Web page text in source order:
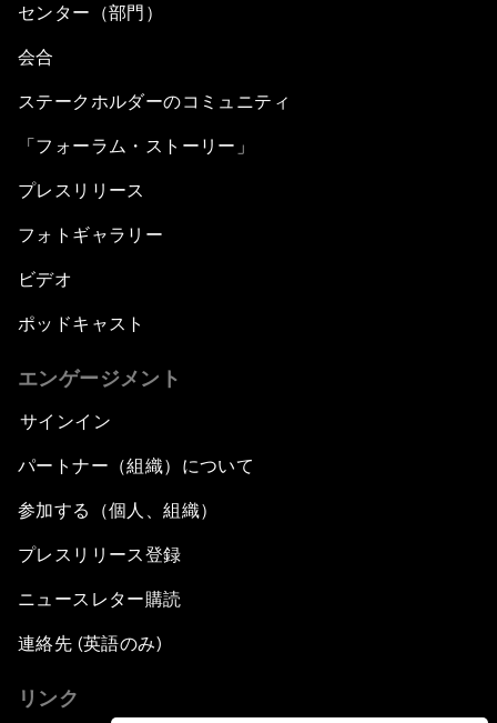
センター（部門）
会合
ステークホルダーのコミュニティ
「フォーラム・ストーリー」
プレスリリース
フォトギャラリー
ビデオ
ポッドキャスト
エンゲージメント
サインイン
パートナー（組織）について
参加する（個人、組織）
プレスリリース登録
ニュースレター購読
連絡先 (英語のみ)
リンク